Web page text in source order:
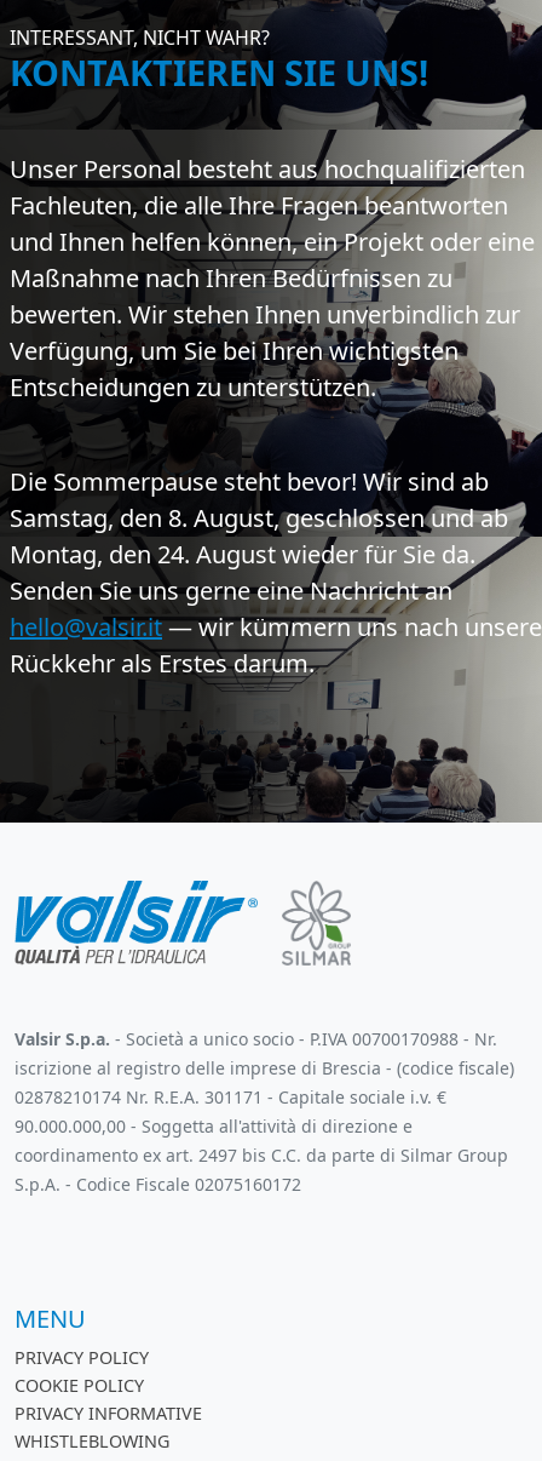
INTERESSANT, NICHT WAHR?
KONTAKTIEREN SIE UNS!
Unser Personal besteht aus hochqualifizierten
Fachleuten, die alle Ihre Fragen beantworten
und Ihnen helfen können, ein Projekt oder eine
Maßnahme nach Ihren Bedürfnissen zu
bewerten. Wir stehen Ihnen unverbindlich zur
Verfügung, um Sie bei Ihren wichtigsten
Entscheidungen zu unterstützen.
Die Sommerpause steht bevor! Wir sind ab
Samstag, den 8. August, geschlossen und ab
Montag, den 24. August wieder für Sie da.
Senden Sie uns gerne eine Nachricht an
hello@valsir.it— wir kümmern uns nach
Rückkehr als Erstes darum.
Valsir S.p.a. - Società a unico socio - P.IVA 00700170988 - Nr.
iscrizione al registro delle imprese di Brescia - (codice fiscale)
02878210174 Nr. R.E.A. 301171 - Capitale sociale i.v. €
90.000.000,00 - Soggetta all'attività di direzione e
coordinamento ex art. 2497 bis C.C. da parte di Silmar Group
S.p.A. - Codice Fiscale 02075160172
MENU
PRIVACY POLICY
COOKIE POLICY
PRIVACY INFORMATIVE
WHISTLEBLOWING